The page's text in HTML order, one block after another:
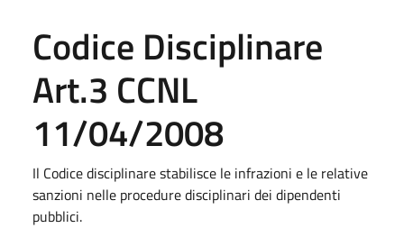
Codice Disciplinare
Art.3 CCNL
11/04/2008
Il Codice disciplinare stabilisce le infrazioni e le relative
sanzioni nelle procedure disciplinari dei dipendenti
pubblici.